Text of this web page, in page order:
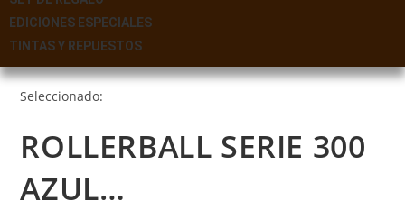
EDICIONES ESPECIALES
TINTAS Y REPUESTOS
Seleccionado:
ROLLERBALL SERIE 300
AZUL…